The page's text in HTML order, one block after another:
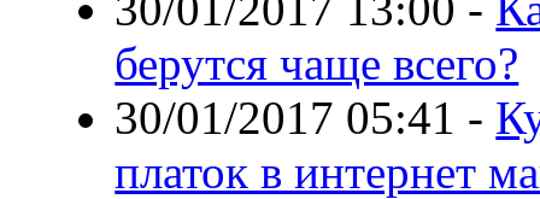
берутся чаще всего?
30/01/2017 05:41 -
платок в интернет